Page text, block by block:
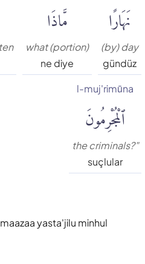
نَهَارًا
(by) day
gündüz
مَّاذَا
what (portion)
ne diye
l-muj'rimūna
ٱلْمُجْرِمُونَ
the criminals?"
suçlular
yasta'jilu minhul